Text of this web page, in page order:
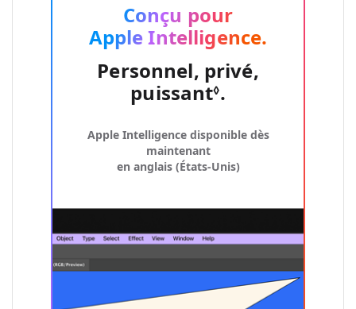
Conçu pour
Apple Intelligence.
Personnel, privé,
puissant◊.
Apple Intelligence disponible dès
maintenant
en anglais (États‑Unis)